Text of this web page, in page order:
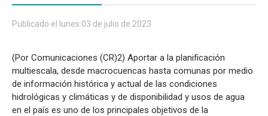
Geofísica Aplicada
Sismología
Publicado el lunes 03 de julio de 2023
(Por Comunicaciones (CR)2) Aportar a la planificación
multiescala, desde macrocuencas hasta comunas por medio
de información histórica y actual de las condiciones
hidrológicas y climáticas y de disponibilidad y usos de agua
en el país es uno de los principales objetivos de la